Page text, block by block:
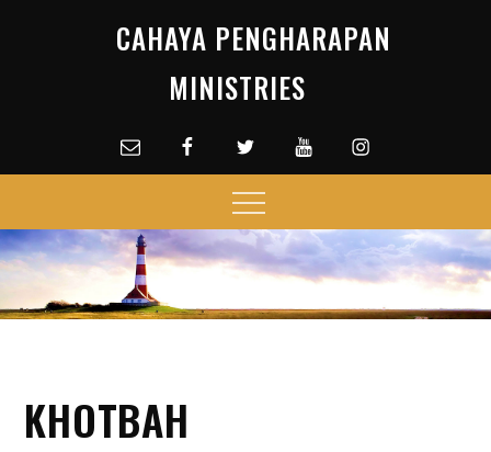
CAHAYA PENGHARAPAN
MINISTRIES
Email facebookTwitterYoutubeInstagram
Menu
KHOTBAH